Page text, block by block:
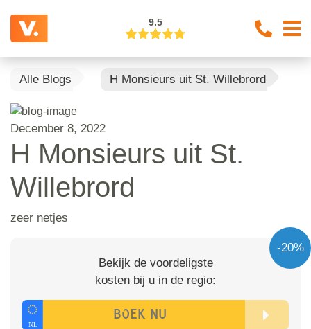
9.5
Alle Blogs H Monsieurs uit St. Willebrord
December 8, 2022
H Monsieurs uit St.
Willebrord
zeer netjes
-20%
Bekijk de voordeligste
kosten bij u in de regio: